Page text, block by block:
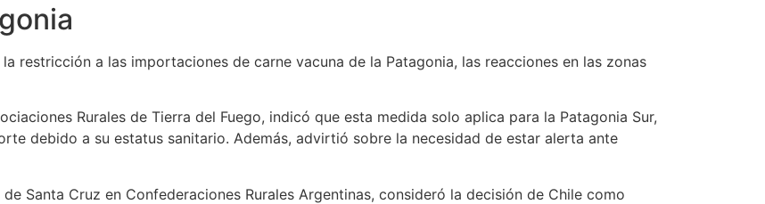
restricción a las importaciones de carne vacuna de la Patagonia, las reacciones en las zonas
Rurales de Tierra del Fuego, indicó que esta medida solo aplica para la Patagonia Sur,
debido a su estatus sanitario. Además, advirtió sobre la necesidad de estar alerta ante
Santa Cruz en Confederaciones Rurales Argentinas, consideró la decisión de Chile como